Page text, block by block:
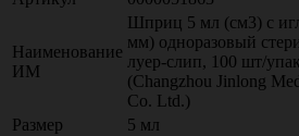
Наименование
ИМ
Шприц 5 мл (см3) с
мм) одноразовый
луер-слип, 100 шт/
(Changzhou Jinlong
Co. Ltd.)
Размер
5 мл